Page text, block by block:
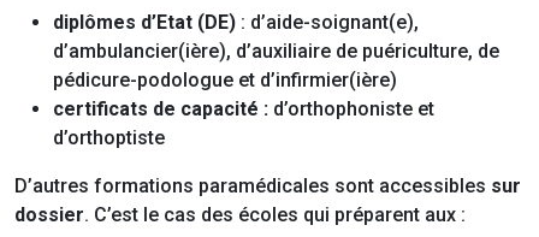
diplômes d’Etat (DE) : d’aide-soignant(e),
d’ambulancier(ière), d’auxiliaire de puériculture, de
pédicure-podologue et d’infirmier(ière)
certificats de capacité : d’orthophoniste et
d’orthoptiste
D’autres formations paramédicales sont accessibles sur
dossier. C’est le cas des écoles qui préparent aux :